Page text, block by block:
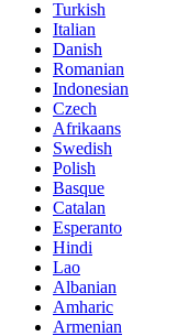
Turkish
Italian
Danish
Romanian
Indonesian
Czech
Afrikaans
Swedish
Polish
Basque
Catalan
Esperanto
Hindi
Lao
Albanian
Amharic
Armenian